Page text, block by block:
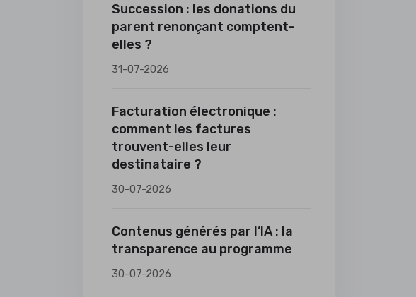
Succession : les donations du
parent renonçant comptent-
elles ?
31-07-2026
Facturation électronique :
comment les factures
trouvent-elles leur
destinataire ?
30-07-2026
Contenus générés par l’IA : la
transparence au programme
30-07-2026